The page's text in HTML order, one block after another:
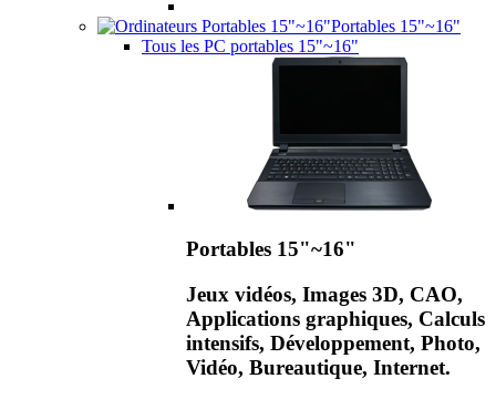
Portables 15"~16"
Tous les PC portables 15"~16"
Portables 15"~16"
Jeux vidéos, Images 3D, CAO,
Applications graphiques, Calculs
intensifs, Développement, Photo,
Vidéo, Bureautique, Internet.